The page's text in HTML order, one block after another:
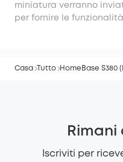
miniatura verranno
per fornire le
Casa Tutto HomeBase S380
Iscriviti per